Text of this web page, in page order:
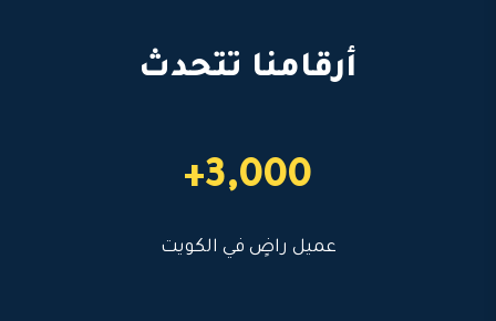
أرقامنا تتحدث
3,000+
عميل راضٍ في الكويت